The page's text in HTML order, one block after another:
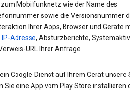
Mobilfunknetz wie der Name des
sowie die Versionsnummer
Ihrer Apps, Browser und Geräte
IP-Adresse, Absturzberichte,
URL Ihrer Anfrage.
Google-Dienst auf Ihrem Gerät unsere
Sie eine App vom Play Store installieren